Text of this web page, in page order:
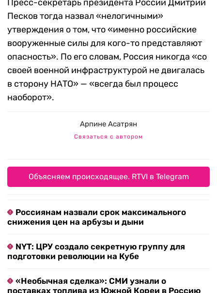
Пресс-секретарь президента России Дмитрий
Песков тогда назвал «нелогичными»
утверждения о том, что «именно российские
вооруженные силы для кого-то представляют
опасность». По его словам, Россия никогда «со
своей военной инфраструктурой не двигалась
в сторону НАТО» — «всегда был процесс
наоборот».
Арпине Асатрян
Связаться с автором
Объясняем происходящее. RTVI в Telegram
Россиянам назвали срок максимального
снижения цен на арбузы и дыни
NYT: ЦРУ создало секретную группу для
подготовки революции на Кубе
«Необычная сделка»: СМИ узнали о
поставках топлива из Южной Кореи в Россию